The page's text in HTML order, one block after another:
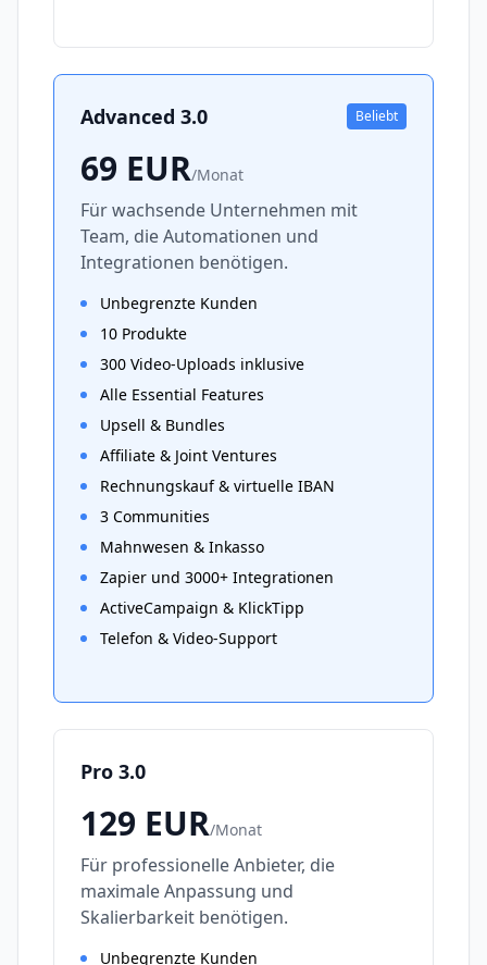
Advanced 3.0 Beliebt
69 EUR/Monat
Für wachsende Unternehmen mit
Team, die Automationen und
Integrationen benötigen.
Unbegrenzte Kunden
10 Produkte
300 Video-Uploads inklusive
Alle Essential Features
Upsell & Bundles
Affiliate & Joint Ventures
Rechnungskauf & virtuelle IBAN
3 Communities
Mahnwesen & Inkasso
Zapier und 3000+ Integrationen
ActiveCampaign & KlickTipp
Telefon & Video-Support
Pro 3.0
129 EUR/Monat
Für professionelle Anbieter, die
maximale Anpassung und
Skalierbarkeit benötigen.
Unbegrenzte Kunden